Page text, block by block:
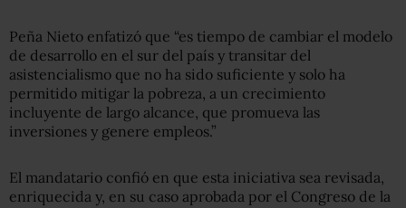
Peña Nieto enfatizó que “es tiempo de cambiar el modelo
de desarrollo en el sur del país y transitar del
asistencialismo que no ha sido suficiente y solo ha
permitido mitigar la pobreza, a un crecimiento
incluyente de largo alcance, que promueva las
inversiones y genere empleos.”
El mandatario confió en que esta iniciativa sea revisada,
enriquecida y, en su caso aprobada por el Congreso de la